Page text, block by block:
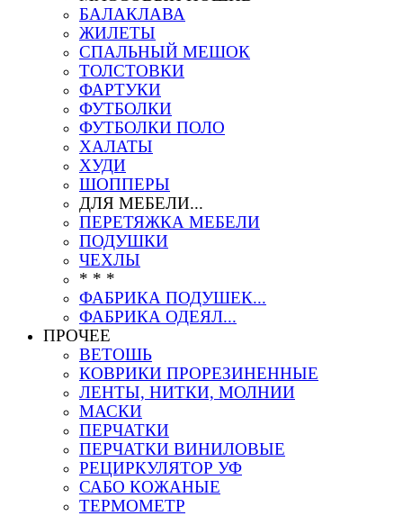
БАЛАКЛАВА
ЖИЛЕТЫ
СПАЛЬНЫЙ МЕШОК
ТОЛСТОВКИ
ФАРТУКИ
ФУТБОЛКИ
ФУТБОЛКИ ПОЛО
ХАЛАТЫ
ХУДИ
ШОППЕРЫ
ДЛЯ МЕБЕЛИ...
ПЕРЕТЯЖКА МЕБЕЛИ
ПОДУШКИ
ЧЕХЛЫ
* * *
ФАБРИКА ПОДУШЕК...
ФАБРИКА ОДЕЯЛ...
ПРОЧЕЕ
ВЕТОШЬ
КОВРИКИ ПРОРЕЗИНЕННЫЕ
ЛЕНТЫ, НИТКИ, МОЛНИИ
МАСКИ
ПЕРЧАТКИ
ПЕРЧАТКИ ВИНИЛОВЫЕ
РЕЦИРКУЛЯТОР УФ
САБО КОЖАНЫЕ
ТЕРМОМЕТР